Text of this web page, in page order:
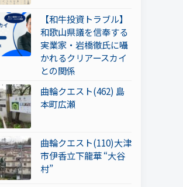
【和牛投資トラブル】
和歌山県議を信奉する
実業家・岩橋徹氏に囁
かれるクリアースカイ
との関係
曲輪クエスト(462) 島
本町広瀬
曲輪クエスト(110)大津
市伊香立下龍華 “大谷
村”